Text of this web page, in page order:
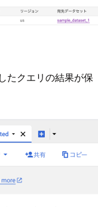
たクエリの結果が保